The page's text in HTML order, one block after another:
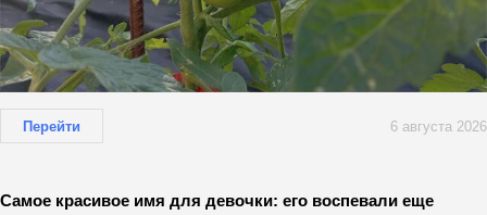
Перейти 6 августа 2026
Самое красивое имя для девочки: его воспевали еще